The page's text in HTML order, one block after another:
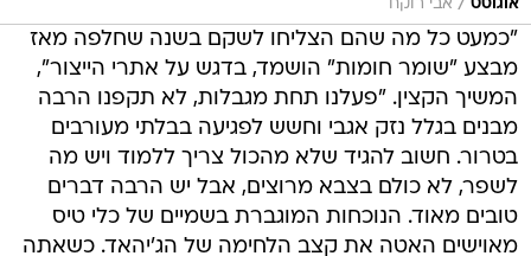
אוגוסט / אבי רוקח
"כמעט כל מה שהם הצליחו לשקם בשנה שחלפה מאז
מבצע "שומר חומות" הושמד, בדגש על אתרי הייצור",
המשיך הקצין. "פעלנו תחת מגבלות, לא תקפנו הרבה
מבנים בגלל נזק אגבי וחשש לפגיעה בבלתי מעורבים
בטרור. חשוב להגיד שלא מהכול צריך ללמוד ויש מה
לשפר, לא כולם בצבא מרוצים, אבל יש הרבה דברים
טובים מאוד. הנוכחות המוגברת בשמיים של כלי טיס
מאוישים האטה את קצב הלחימה של הג'יהאד. כשאתה